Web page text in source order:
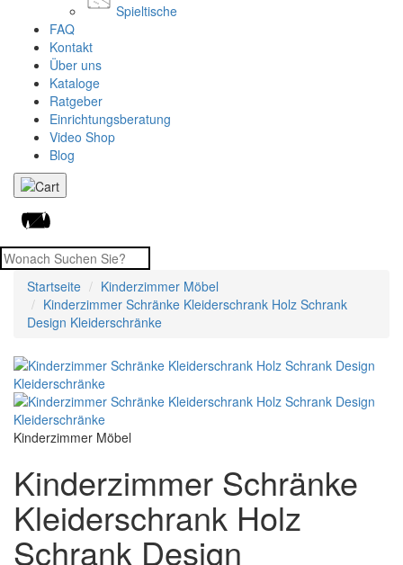
Spieltische
FAQ
Kontakt
Über uns
Kataloge
Ratgeber
Einrichtungsberatung
Video Shop
Blog
Startseite
Kinderzimmer Möbel
Kinderzimmer Schränke Kleiderschrank Holz Schrank
Design Kleiderschränke
Kinderzimmer Möbel
Kinderzimmer Schränke
Kleiderschrank Holz
Schrank Design